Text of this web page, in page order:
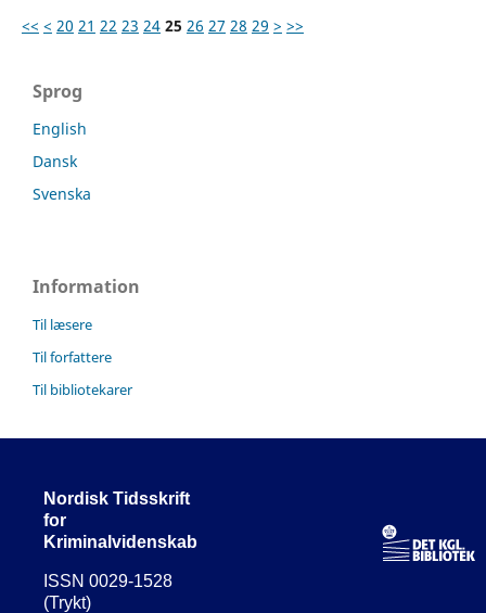
<< < 20 21 22 23 24 25 26 27 28 29 > >>
Sprog
English
Dansk
Svenska
Information
Til læsere
Til forfattere
Til bibliotekarer
Nordisk Tidsskrift
for
Kriminalvidenskab
ISSN 0029-1528
(Trykt)